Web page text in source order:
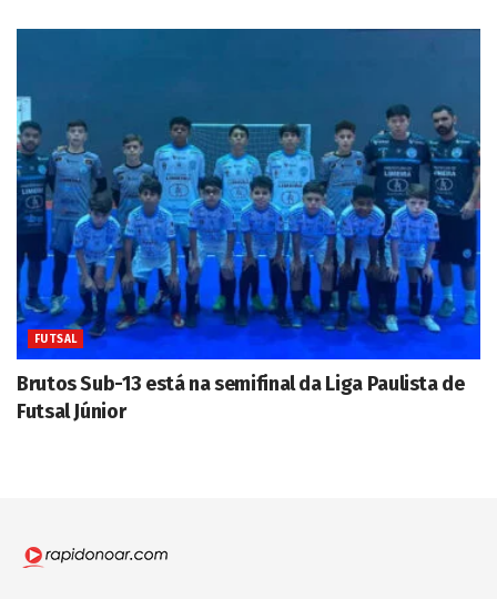
FUTSAL
Brutos Sub-13 está na semifinal da Liga Paulista de
Futsal Júnior